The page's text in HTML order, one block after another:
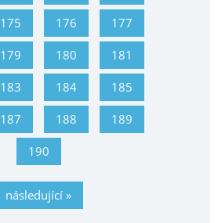
175 176 177
179 180 181
183 184 185
187 188 189
190
následující »